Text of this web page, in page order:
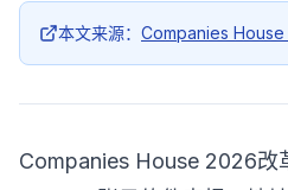
本文来源： Companies House
Companies House 2026改